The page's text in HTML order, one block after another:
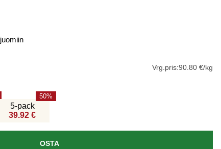
Vrg.pris:90.80 €/kg
5-pack
39.92 €
50
OSTA